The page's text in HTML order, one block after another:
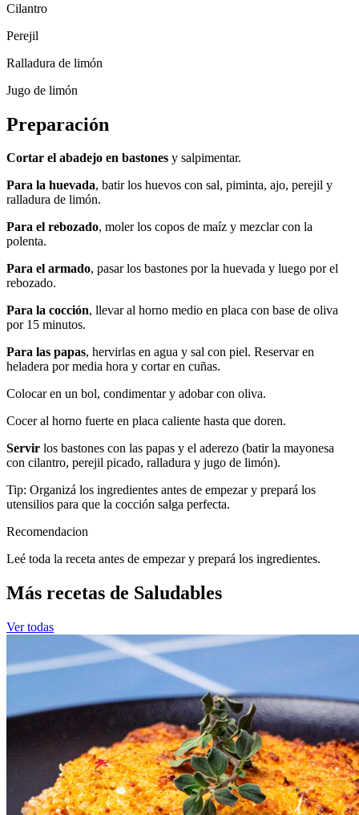
Cilantro
Perejil
Ralladura de limón
Jugo de limón
Preparación
Cortar el abadejo en bastones y salpimentar.
Para la huevada, batir los huevos con sal, piminta, ajo, perejil y
ralladura de limón.
Para el rebozado, moler los copos de maíz y mezclar con la
polenta.
Para el armado, pasar los bastones por la huevada y luego por el
rebozado.
Para la cocción, llevar al horno medio en placa con base de oliva
por 15 minutos.
Para las papas, hervirlas en agua y sal con piel. Reservar en
heladera por media hora y cortar en cuñas.
Colocar en un bol, condimentar y adobar con oliva.
Cocer al horno fuerte en placa caliente hasta que doren.
Servir los bastones con las papas y el aderezo (batir la mayonesa
con cilantro, perejil picado, ralladura y jugo de limón).
Tip: Organizá los ingredientes antes de empezar y prepará los
utensilios para que la cocción salga perfecta.
Recomendacion
Leé toda la receta antes de empezar y prepará los ingredientes.
Más recetas de Saludables
Ver todas